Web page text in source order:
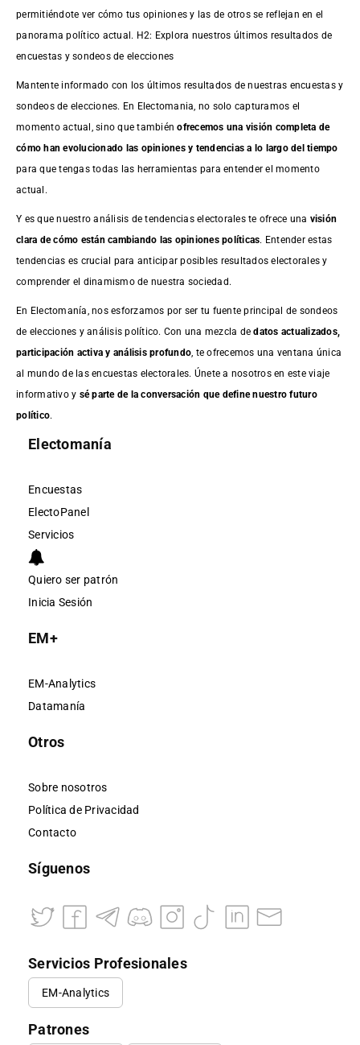
permitiéndote ver cómo tus opiniones y las de otros se reflejan en el
panorama político actual. H2: Explora nuestros últimos resultados de
encuestas y sondeos de elecciones
Mantente informado con los últimos resultados de nuestras encuestasy
sondeos de elecciones. En Electomania, no solo capturamos el
momento actual, sino que tambiénofrecemos una visión completa de
cómo han evolucionado las opiniones y tendencias a lo largo del tiempo
para que tengas todas las herramientas para entender el momento
actual.
Y es que nuestro análisis de tendencias electorales te ofrece una visión
clara de cómo están cambiando las opiniones políticas. Entender estas
tendencias es crucial para anticipar posibles resultados electorales y
comprender el dinamismo de nuestra sociedad.
En Electomanía, nos esforzamos por ser tu fuente principal de sondeos
de elecciones y análisis político. Con una mezcla dedatos actualizados,
participación activa y análisis profundo , te ofrecemos una ventana única
al mundo de las encuestas electorales. Únete a nosotros en este viaje
informativo y sé parte de la conversación que define nuestro futuro
político.
Electomanía
Encuestas
ElectoPanel
Servicios
Quiero ser patrón
Inicia Sesión
EM+
EM-Analytics
Datamanía
Otros
Sobre nosotros
Política de Privacidad
Contacto
Síguenos
Servicios Profesionales
EM-Analytics
Patrones